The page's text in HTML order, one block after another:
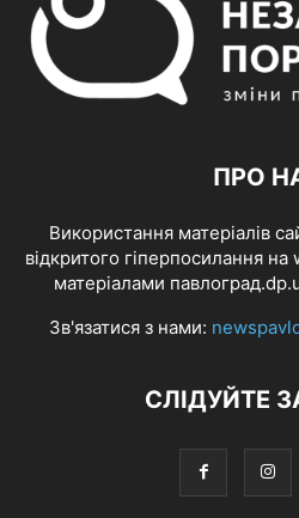
ПРО
Використання матеріалів
відкритого гіперпосилання
матеріалами
Зв'язатися з нами:
СЛІДУЙТЕ